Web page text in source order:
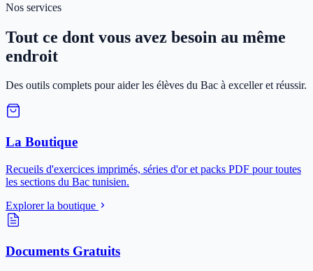
Nos services
Tout ce dont vous avez besoin au même
endroit
Des outils complets pour aider les élèves du Bac à exceller et réussir.
La Boutique
Recueils d'exercices imprimés, séries d'or et packs PDF pour toutes
les sections du Bac tunisien.
Explorer la boutique
Documents Gratuits